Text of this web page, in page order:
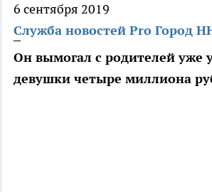
6 сентября 2019
Служба новостей Pro Город
Он вымогал с родителей уже
девушки четыре миллиона